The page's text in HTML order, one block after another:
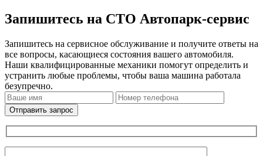
Запишитесь на СТО Автопарк-сервис
Запишитесь на сервисное обслуживание и получите ответы на
все вопросы, касающиеся состояния вашего автомобиля.
Наши квалифицированные механики помогут определить и
устранить любые проблемы, чтобы ваша машина работала
безупречно.
Отправить запрос